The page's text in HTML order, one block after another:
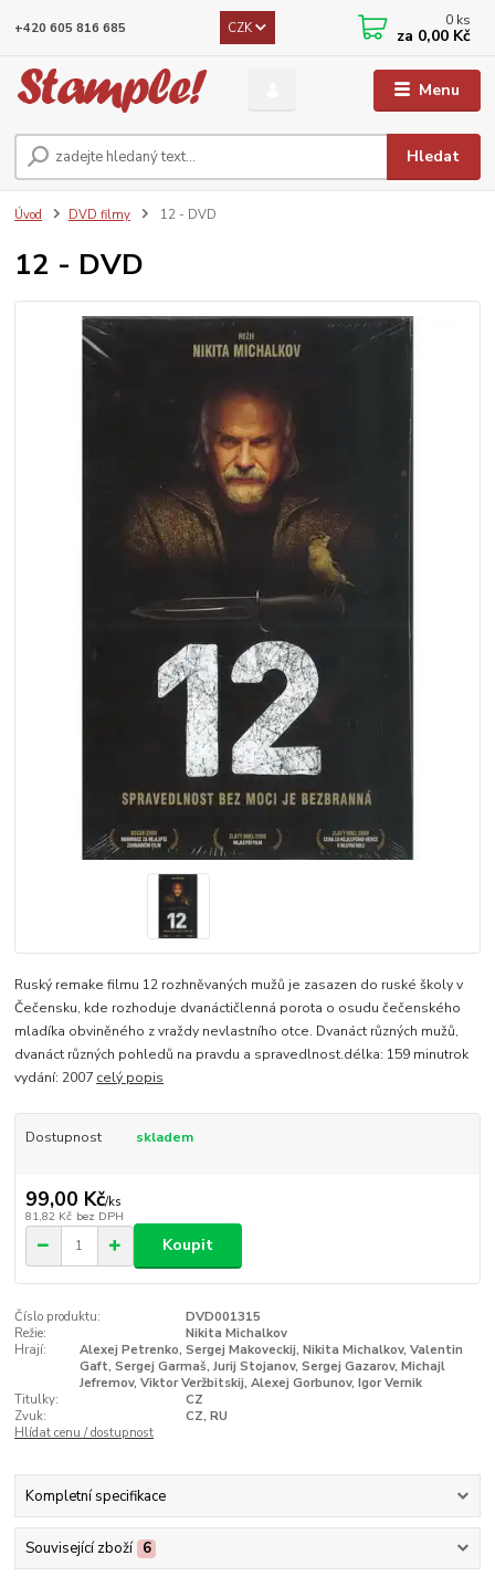
Menu
CZK
Hledat
+420 605 816 685 0 ks
za 0,00 Kč
Úvod DVD filmy 12 - DVD
12 - DVD
Ruský remake filmu 12 rozhněvaných mužů je zasazen do ruské školy v
Čečensku, kde rozhoduje dvanáctičlenná porota o osudu čečenského
mladíka obviněného z vraždy nevlastního otce. Dvanáct různých mužů,
dvanáct různých pohledů na pravdu a spravedlnost.délka: 159 minutrok
vydání: 2007 celý popis
Dostupnost skladem
99,00 Kč/ks
81,82 Kč bez DPH
Koupit
Číslo produktu:
DVD001315
Režie:
Nikita Michalkov
Hrají:
Alexej Petrenko, Sergej Makoveckij, Nikita Michalkov, Valentin
Gaft, Sergej Garmaš, Jurij Stojanov, Sergej Gazarov, Michajl
Jefremov, Viktor Veržbitskij, Alexej Gorbunov, Igor Vernik
Titulky:
CZ
Zvuk:
CZ, RU
Hlídat cenu / dostupnost
Kompletní specifikace
Související zboží 6